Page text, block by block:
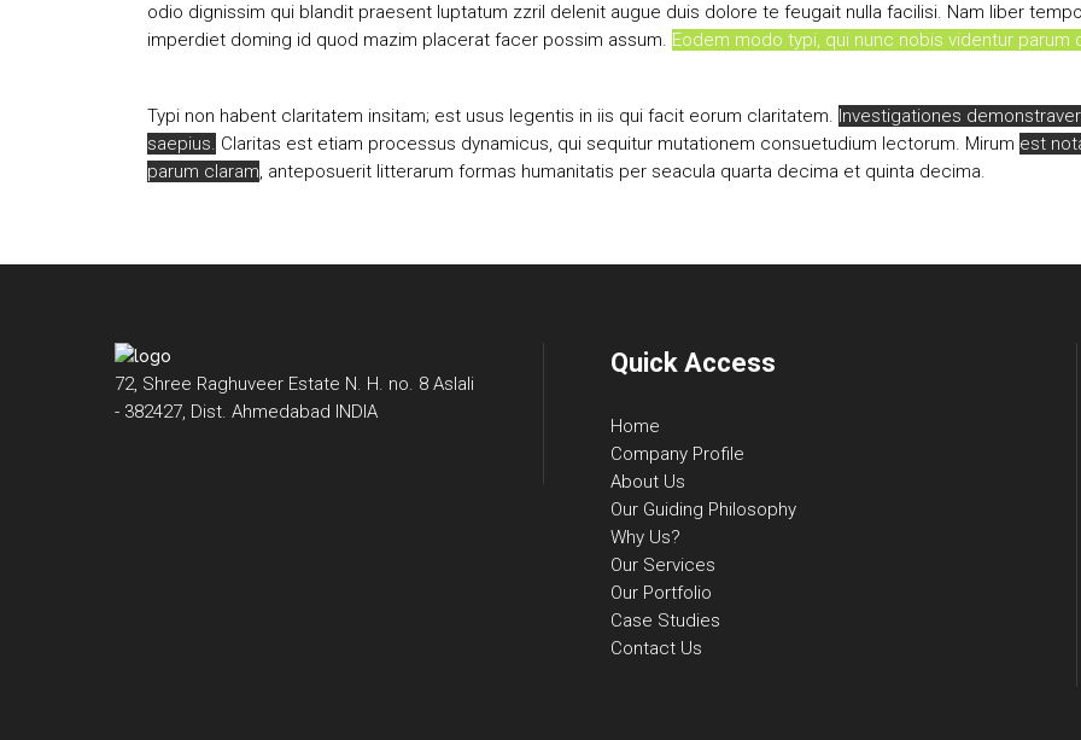
odio dignissim qui blandit praesent luptatum zzril delenit augue duis dolore te feugait nulla facilisi. Nam liber
imperdiet doming id quod mazim placerat facer possim assum. Eodem modo typi, qui nunc nobis videntur parum
Typi non habent claritatem insitam; est usus legentis in iis qui facit eorum claritatem. Investigationes
saepius. Claritas est etiam processus dynamicus, qui sequitur mutationem consuetudium lectorum. Mirum est
parum claram, anteposuerit litterarum formas humanitatis per seacula quarta decima et quinta decima.
72, Shree Raghuveer Estate N. H. no. 8 Aslali
- 382427, Dist. Ahmedabad INDIA
Quick Access
Home
Company Profile
About Us
Our Guiding Philosophy
Why Us?
Our Services
Our Portfolio
Case Studies
Contact Us